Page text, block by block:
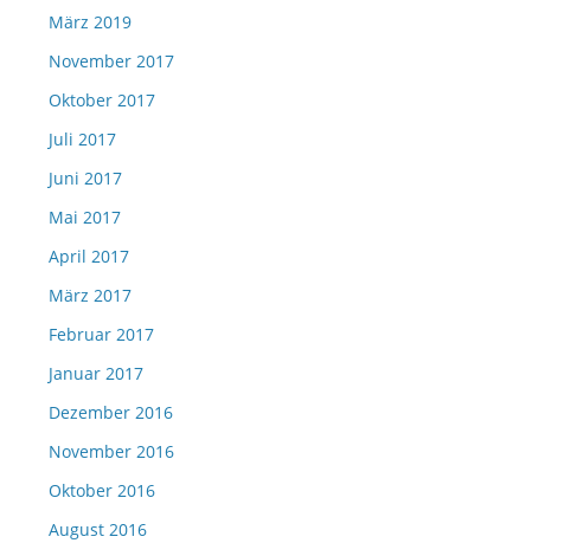
März 2019
November 2017
Oktober 2017
Juli 2017
Juni 2017
Mai 2017
April 2017
März 2017
Februar 2017
Januar 2017
Dezember 2016
November 2016
Oktober 2016
August 2016